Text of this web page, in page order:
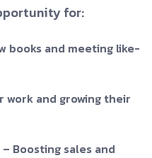
for:
books and meeting like-
work and growing their
– Boosting sales and